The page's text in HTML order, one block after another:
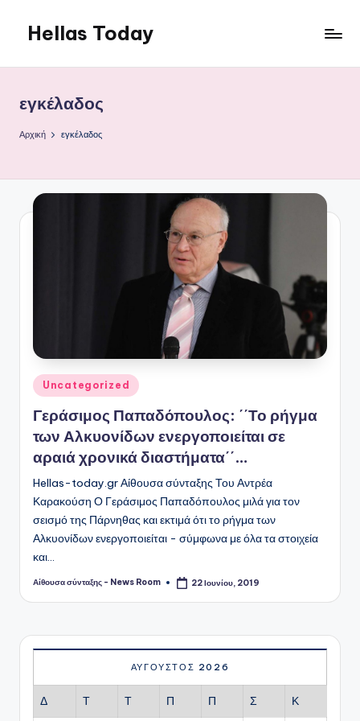
Μετάβαση
περιεχόμενο
Hellas Today
εγκέλαδος
Αρχική εγκέλαδος
Αναρτήθηκε
σε
Uncategorized
Γεράσιμος Παπαδόπουλος: ΄΄Το ρήγμα
των Αλκυονίδων ενεργοποιείται σε
αραιά χρονικά διαστήματα΄΄…
Hellas-today.gr Αίθουσα σύνταξης Του Αντρέα
Καρακούση Ο Γεράσιμος Παπαδόπουλος μιλά για τον
σεισμό της Πάρνηθας και εκτιμά ότι το ρήγμα των
Αλκυονίδων ενεργοποιείται - σύμφωνα με όλα τα στοιχεία
και…
Συγγραφέας:
Αίθουσα σύνταξης - News Room 22 Ιουνίου, 2019
ΑΎΓΟΥΣΤΟΣ 2026
Δ Τ Τ Π Π Σ Κ